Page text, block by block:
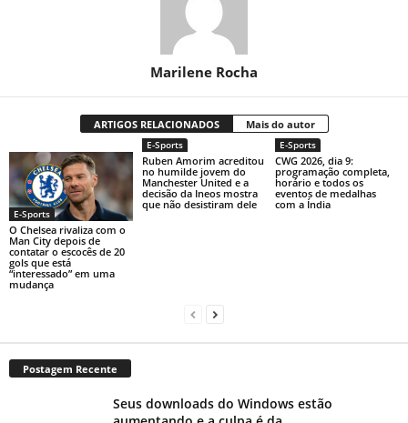
Marilene Rocha
ARTIGOS RELACIONADOS Mais do autor
E-Sports
O Chelsea rivaliza com o
Man City depois de
contatar o escocês de 20
gols que está
“interessado” em uma
mudança
E-Sports
Ruben Amorim acreditou
no humilde jovem do
Manchester United e a
decisão da Ineos mostra
que não desistiram dele
E-Sports
CWG 2026, dia 9:
programação completa,
horário e todos os
eventos de medalhas
com a Índia
Postagem Recente
Seus downloads do Windows estão